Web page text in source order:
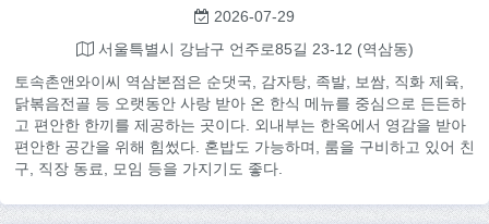
2026-07-29
서울특별시 강남구 언주로85길 23-12 (역삼동)
토속촌앤와이씨 역삼본점은 순댓국, 감자탕, 족발, 보쌈, 직화 제육,
닭볶음전골 등 오랫동안 사랑 받아 온 한식 메뉴를 중심으로 든든하
고 편안한 한끼를 제공하는 곳이다. 외내부는 한옥에서 영감을 받아
편안한 공간을 위해 힘썼다. 혼밥도 가능하며, 룸을 구비하고 있어 친
구, 직장 동료, 모임 등을 가지기도 좋다.